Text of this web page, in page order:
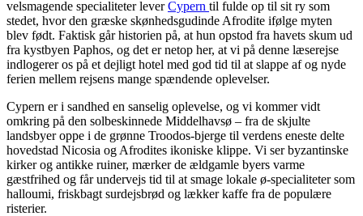
velsmagende specialiteter leverCypern til fulde op til sit ry som
stedet, hvor den græske skønhedsgudinde Afrodite ifølge myten
blev født. Faktisk går historien på, at hun opstod fra havets skum ud
fra kystbyen Paphos, og det er netop her, at vi på denne læserejse
indlogerer os på et dejligt hotel med god tid til at slappe af og nyde
ferien mellem rejsens mange spændende oplevelser.
Cypern er i sandhed en sanselig oplevelse, og vi kommer vidt
omkring på den solbeskinnede Middelhavsø – fra de skjulte
landsbyer oppe i de grønne Troodos-bjerge til verdens eneste delte
hovedstad Nicosia og Afrodites ikoniske klippe. Vi ser byzantinske
kirker og antikke ruiner, mærker de ældgamle byers varme
gæstfrihed og får undervejs tid til at smage lokale ø-specialiteter som
halloumi, friskbagt surdejsbrød og lækker kaffe fra de populære
risterier.